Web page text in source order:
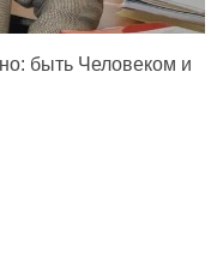
быть Человеком и